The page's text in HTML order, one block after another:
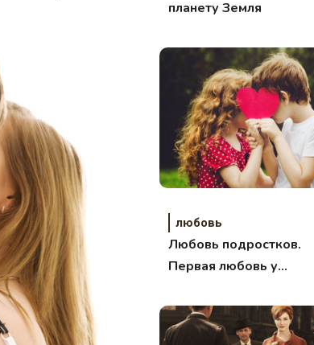
планету Земля
любовь
Любовь подростков.
Первая любовь у
родителям?